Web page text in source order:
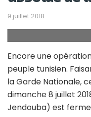
9 juillet 2018
Encore une
peuple tunisien.
la Garde Nationale,
dimanche 8 juillet
Jendouba) est